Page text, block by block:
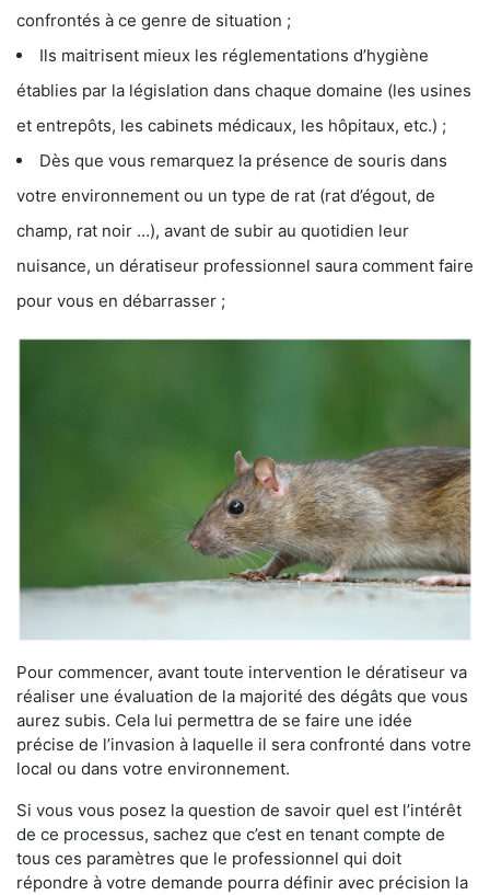
confrontés à ce genre de situation ;
Ils maitrisent mieux les réglementations d’hygiène
établies par la législation dans chaque domaine (les usines
et entrepôts, les cabinets médicaux, les hôpitaux, etc.) ;
Dès que vous remarquez la présence de souris dans
votre environnement ou un type de rat (rat d’égout, de
champ, rat noir …), avant de subir au quotidien leur
nuisance, un dératiseur professionnel saura comment faire
pour vous en débarrasser ;
Pour commencer, avant toute intervention le dératiseur va
réaliser une évaluation de la majorité des dégâts que vous
aurez subis. Cela lui permettra de se faire une idée
précise de l’invasion à laquelle il sera confronté dans votre
local ou dans votre environnement.
Si vous vous posez la question de savoir quel est l’intérêt
de ce processus, sachez que c’est en tenant compte de
tous ces paramètres que le professionnel qui doit
répondre à votre demande pourra définir avec précision la